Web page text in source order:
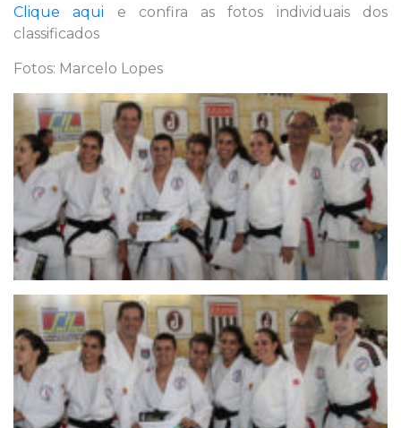
Clique aqui e confira as fotos individuais dos
classificados
Fotos: Marcelo Lopes